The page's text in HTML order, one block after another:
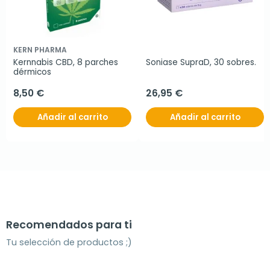
KERN PHARMA
Kernnabis CBD, 8 parches
dérmicos
8,50 €
Añadir al carrito
Soniase SupraD, 30 sobres.
26,95 €
Añadir al carrito
Recomendados para ti
Tu selección de productos ;)